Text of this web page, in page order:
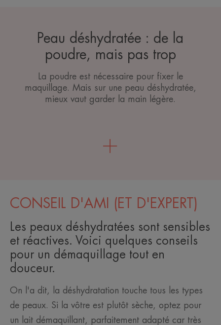
Peau déshydratée : de la
poudre, mais pas trop
La poudre est nécessaire pour fixer le
maquillage. Mais sur une peau déshydratée,
mieux vaut garder la main légère.
CONSEIL D'AMI (ET D'EXPERT)
Les peaux déshydratées sont sensibles
et réactives. Voici quelques conseils
pour un démaquillage tout en
douceur.
On l'a dit, la déshydratation touche tous les types
de peaux. Si la vôtre est plutôt sèche, optez pour
un lait démaquillant, parfaitement adapté car très